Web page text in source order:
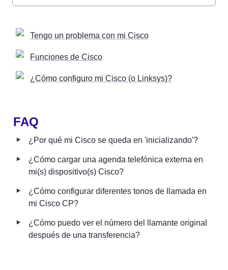
Tengo un problema con mi Cisco
Funciones de Cisco
¿Cómo configuro mi Cisco (o Linksys)?
FAQ
‣ ¿Por qué mi Cisco se queda en 'inicializando'?
‣
¿Cómo cargar una agenda telefónica externa en
mi(s) dispositivo(s) Cisco?
‣
¿Cómo configurar diferentes tonos de llamada en
mi Cisco CP?
‣
¿Cómo puedo ver el número del llamante original
después de una transferencia?